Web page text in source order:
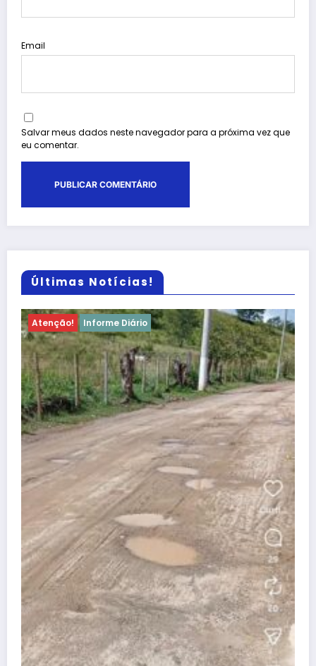
Email
Salvar meus dados neste navegador para a próxima vez que
eu comentar.
Últimas Notícias!
Atenção! Informe Diário
Atenção, Bom Jesus! Alerta sobre
dificuldades no Programa Farmácia Popular
dezembro 25, 2025 Wisley
Guia útil Conheça nossa cidade Denúncia
Contato
APAN
A REDE
Blog Wisley Fernandes - 2025 - Ligue: (22) 99908-4338 -
CNPJ:38.455.321/0001-53 | Powered By
SpiceThemes